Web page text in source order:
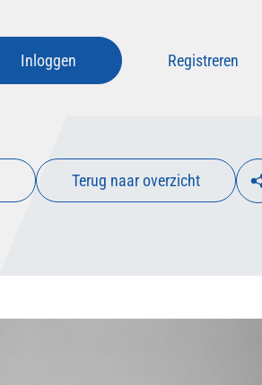
Inloggen Registreren
Terug naar overzicht